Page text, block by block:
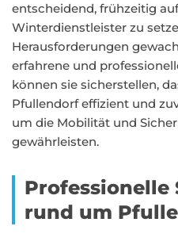
entscheidend, frühzeitig
Winterdienstleister zu
Herausforderungen
erfahrene und
können sie sicherstellen,
Pfullendorf effizient und
um die Mobilität und
gewährleisten.
Professionelle
rund um